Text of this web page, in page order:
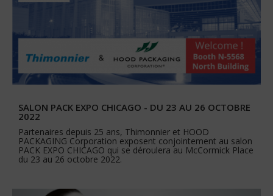
SALON PACK EXPO CHICAGO - DU 23 AU 26 OCTOBRE
2022
Partenaires depuis 25 ans, Thimonnier et HOOD
PACKAGING Corporation exposent conjointement au salon
PACK EXPO CHICAGO qui se déroulera au McCormick Place
du 23 au 26 octobre 2022.